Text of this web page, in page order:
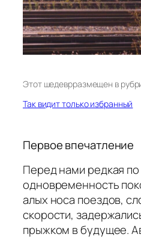
Этот шедеврразмещен в
Так видит только избранный
Первое впечатление
Перед нами редкая по
одновременность
алых носа поездов,
скорости,
прыжком в будущее.